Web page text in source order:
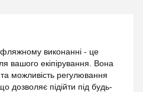
виконанні - це
вашого екіпірування. Вона
можливість регулювання
дозволяє підійти під будь-